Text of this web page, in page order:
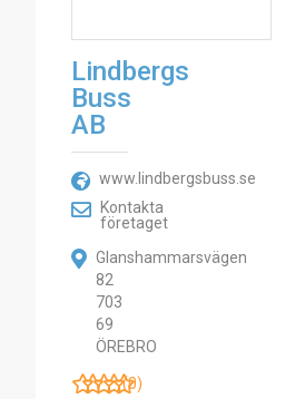
Lindbergs
Buss
AB
www.lindbergsbuss.se
Kontakta
företaget
Glanshammarsvägen
82
703
69
ÖREBRO
(0)